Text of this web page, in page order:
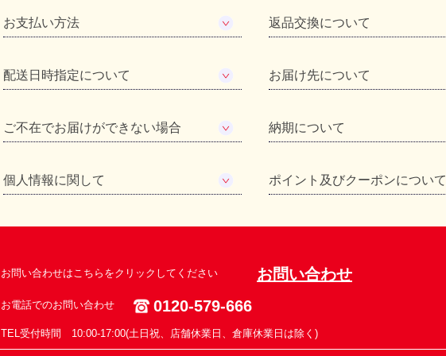
お支払い方法 返品交換について
配送日時指定について お届け先について
ご不在でお届けができない場合 納期について
個人情報に関して ポイント及びクーポンについて
お問い合わせはこちらをクリックしてください お問い合わせ
お電話でのお問い合わせ 0120-579-666
TEL受付時間 10:00-17:00(土日祝、店舗休業日、倉庫休業日は除く)